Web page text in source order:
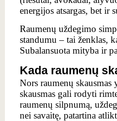
energijos atsargas, bet ir
Raumenų uždegimo
standumu – tai ženklas,
Subalansuota mityba ir
Kada raumenų
Nors raumenų skausmas
skausmas gali rodyti
raumenų silpnumą,
nei savaitę, patartina